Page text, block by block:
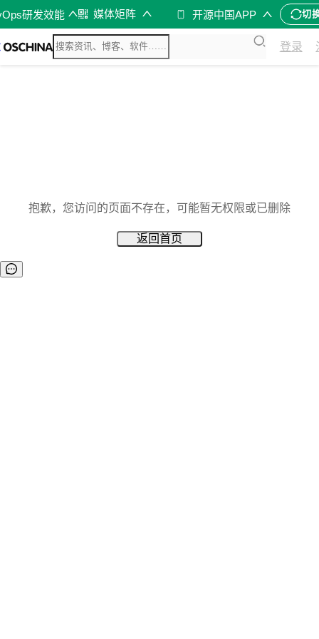
研发效能 媒体矩阵 开源中国APP 切
登录
抱歉，您访问的页面不存在，可能暂无权限或已删除
返回首页